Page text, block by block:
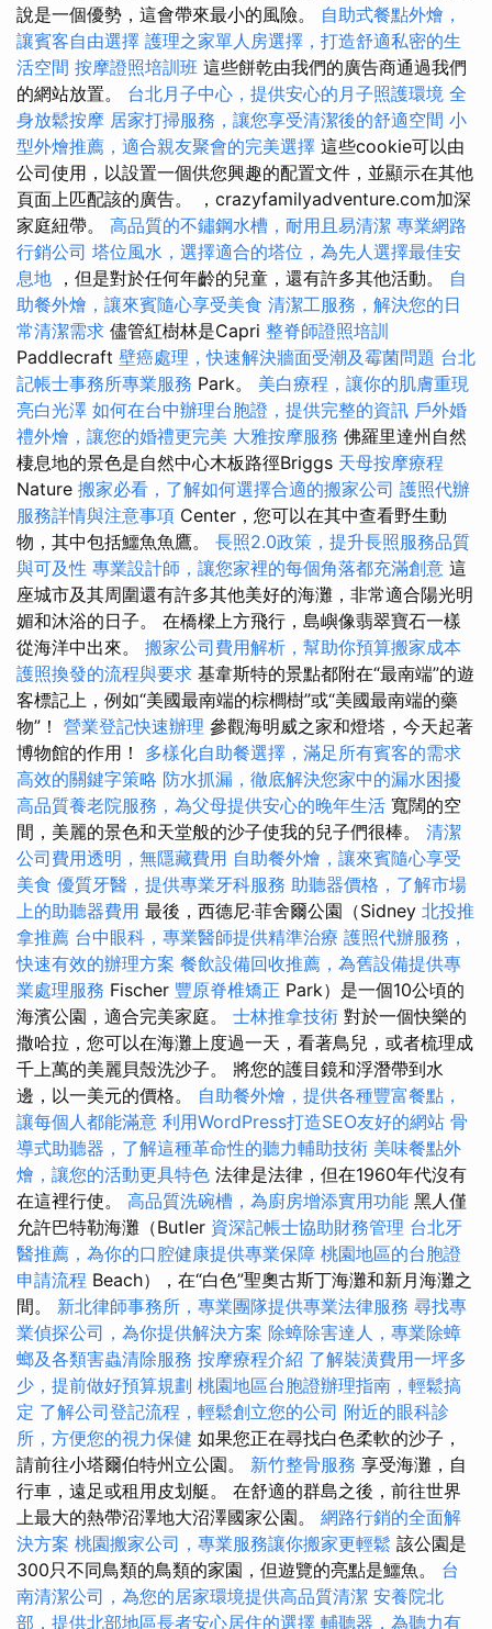
說是一個優勢，這會帶來最小的風險。 自助式餐點外燴，
讓賓客自由選擇 護理之家單人房選擇，打造舒適私密的生
活空間 按摩證照培訓班 這些餅乾由我們的廣告商通過我們
的網站放置。 台北月子中心，提供安心的月子照護環境 全
身放鬆按摩 居家打掃服務，讓您享受清潔後的舒適空間 小
型外燴推薦，適合親友聚會的完美選擇 這些cookie可以由
公司使用，以設置一個供您興趣的配置文件，並顯示在其他
頁面上匹配該的廣告。 ，crazyfamilyadventure.com加深
家庭紐帶。 高品質的不鏽鋼水槽，耐用且易清潔 專業網路
行銷公司 塔位風水，選擇適合的塔位，為先人選擇最佳安
息地 ，但是對於任何年齡的兒童，還有許多其他活動。 自
助餐外燴，讓來賓隨心享受美食 清潔工服務，解決您的日
常清潔需求 儘管紅樹林是Capri 整脊師證照培訓
Paddlecraft 壁癌處理，快速解決牆面受潮及霉菌問題 台北
記帳士事務所專業服務 Park。 美白療程，讓你的肌膚重現
亮白光澤 如何在台中辦理台胞證，提供完整的資訊 戶外婚
禮外燴，讓您的婚禮更完美 大雅按摩服務 佛羅里達州自然
棲息地的景色是自然中心木板路徑Briggs 天母按摩療程
Nature 搬家必看，了解如何選擇合適的搬家公司 護照代辦
服務詳情與注意事項 Center，您可以在其中查看野生動
物，其中包括鱷魚魚鷹。 長照2.0政策，提升長照服務品質
與可及性 專業設計師，讓您家裡的每個角落都充滿創意 這
座城市及其周圍還有許多其他美好的海灘，非常適合陽光明
媚和沐浴的日子。 在橋樑上方飛行，島嶼像翡翠寶石一樣
從海洋中出來。 搬家公司費用解析，幫助你預算搬家成本
護照換發的流程與要求 基韋斯特的景點都附在“最南端”的遊
客標記上，例如“美國最南端的棕櫚樹”或“美國最南端的藥
物”！ 營業登記快速辦理 參觀海明威之家和燈塔，今天起著
博物館的作用！ 多樣化自助餐選擇，滿足所有賓客的需求
高效的關鍵字策略 防水抓漏，徹底解決您家中的漏水困擾
高品質養老院服務，為父母提供安心的晚年生活 寬闊的空
間，美麗的景色和天堂般的沙子使我的兒子們很棒。 清潔
公司費用透明，無隱藏費用 自助餐外燴，讓來賓隨心享受
美食 優質牙醫，提供專業牙科服務 助聽器價格，了解市場
上的助聽器費用 最後，西德尼·菲舍爾公園（Sidney 北投推
拿推薦 台中眼科，專業醫師提供精準治療 護照代辦服務，
快速有效的辦理方案 餐飲設備回收推薦，為舊設備提供專
業處理服務 Fischer 豐原脊椎矯正 Park）是一個10公頃的
海濱公園，適合完美家庭。 士林推拿技術 對於一個快樂的
撒哈拉，您可以在海灘上度過一天，看著鳥兒，或者梳理成
千上萬的美麗貝殼洗沙子。 將您的護目鏡和浮潛帶到水
邊，以一美元的價格。 自助餐外燴，提供各種豐富餐點，
讓每個人都能滿意 利用WordPress打造SEO友好的網站 骨
導式助聽器，了解這種革命性的聽力輔助技術 美味餐點外
燴，讓您的活動更具特色 法律是法律，但在1960年代沒有
在這裡行使。 高品質洗碗槽，為廚房增添實用功能 黑人僅
允許巴特勒海灘（Butler 資深記帳士協助財務管理 台北牙
醫推薦，為你的口腔健康提供專業保障 桃園地區的台胞證
申請流程 Beach），在“白色”聖奧古斯丁海灘和新月海灘之
間。 新北律師事務所，專業團隊提供專業法律服務 尋找專
業偵探公司，為你提供解決方案 除蟑除害達人，專業除蟑
螂及各類害蟲清除服務 按摩療程介紹 了解裝潢費用一坪多
少，提前做好預算規劃 桃園地區台胞證辦理指南，輕鬆搞
定 了解公司登記流程，輕鬆創立您的公司 附近的眼科診
所，方便您的視力保健 如果您正在尋找白色柔軟的沙子，
請前往小塔爾伯特州立公園。 新竹整骨服務 享受海灘，自
行車，遠足或租用皮划艇。 在舒適的群島之後，前往世界
上最大的熱帶沼澤地大沼澤國家公園。 網路行銷的全面解
決方案 桃園搬家公司，專業服務讓你搬家更輕鬆 該公園是
300只不同鳥類的鳥類的家園，但遊覽的亮點是鱷魚。 台
南清潔公司，為您的居家環境提供高品質清潔 安養院北
部，提供北部地區長者安心居住的選擇 輔聽器，為聽力有